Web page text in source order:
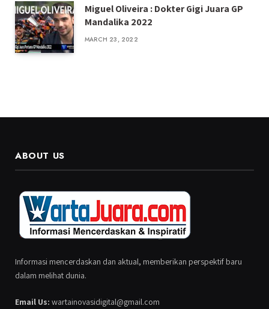
Miguel Oliveira : Dokter Gigi Juara GP
Mandalika 2022
MARCH 23, 2022
ABOUT US
Informasi mencerdaskan dan aktual, memberikan perspektif baru
dalam melihat dunia.
Email Us: wartainovasidigital@gmail.com